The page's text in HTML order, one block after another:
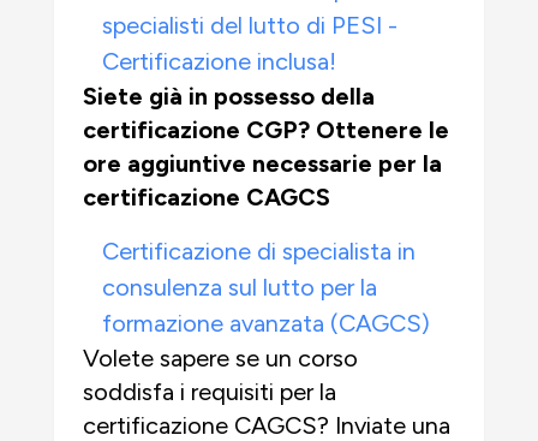
specialisti del lutto di PESI -
Certificazione inclusa!
Siete già in possesso della
certificazione CGP? Ottenere le
ore aggiuntive necessarie per la
certificazione CAGCS
Certificazione di specialista in
consulenza sul lutto per la
formazione avanzata (CAGCS)
Volete sapere se un corso
soddisfa i requisiti per la
certificazione CAGCS? Inviate una